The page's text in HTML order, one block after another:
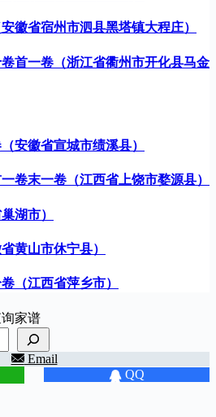
徽省宿州市泗县黑塔镇大程庄）
首一卷（浙江省衢州市开化县马金
安徽省宣城市绩溪县）
卷末一卷（江西省上饶市婺源县）
湖市）
黄山市休宁县）
（江西省萍乡市）
家谱
Email
QQ